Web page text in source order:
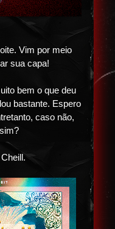
Vim por meio
sua capa!
bem o que deu
bastante. Espero
caso não,